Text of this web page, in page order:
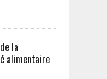
la
alimentaire